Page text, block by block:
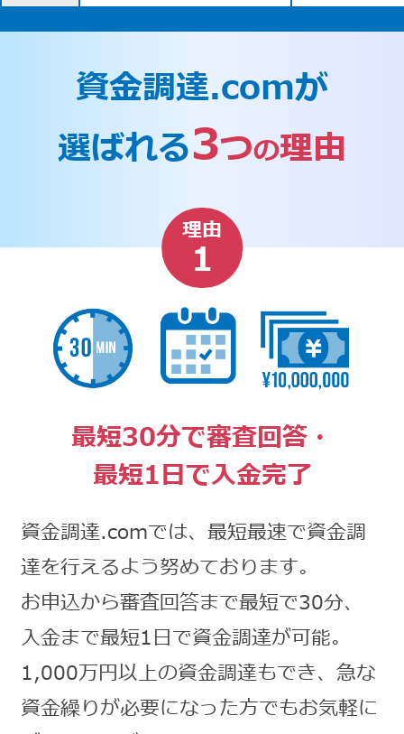
資金調達.comが
選ばれる3つの理由
理由
1
最短30分で審査回答・
最短1日で入金完了
資金調達.comでは、最短最速で資金調
達を行えるよう努めております。
お申込から審査回答まで最短で30分、
入金まで最短1日で資金調達が可能。
1,000万円以上の資金調達もでき、急な
資金繰りが必要になった方でもお気軽に